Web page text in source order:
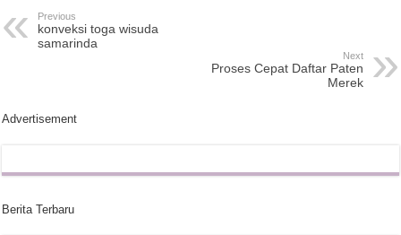
Previous
konveksi toga wisuda
samarinda
Next
Proses Cepat Daftar Paten
Merek
Advertisement
Berita Terbaru